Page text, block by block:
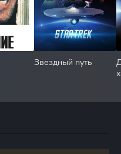
Звездный путь